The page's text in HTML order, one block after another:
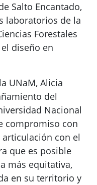
Salto Encantado,
laboratorios de la
Forestales
diseño en
UNaM, Alicia
del
Nacional
compromiso con
con el
que es posible
más equitativa,
en su territorio y